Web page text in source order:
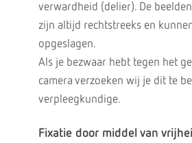
verwardheid (delier). De
zijn altijd rechtstreeks en
opgeslagen.
Als je bezwaar hebt tegen het
camera verzoeken wij je dit te
verpleegkundige.
Fixatie door middel van